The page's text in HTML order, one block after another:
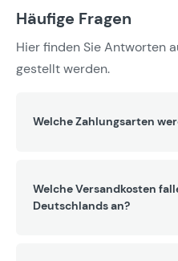
Häufige Fragen
Hier finden Sie Antworten
gestellt werden.
Welche Zahlungsarten
Welche Versandkosten
Deutschlands an?